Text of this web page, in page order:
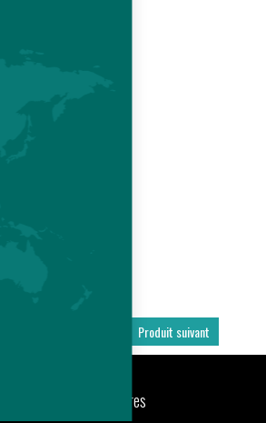
Produit suivant
Carrières